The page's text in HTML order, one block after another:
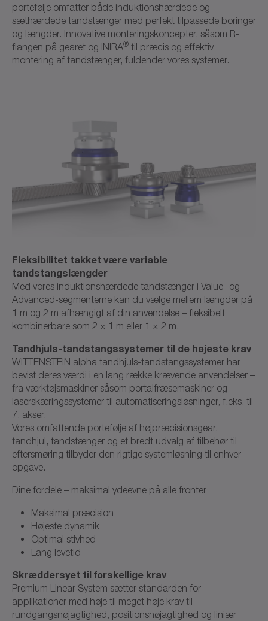
portefølje omfatter både induktionshærdede og
sæthærdede tandstænger med perfekt tilpassede boringer
og længder. Innovative monteringskoncepter, såsom R-
flangen på gearet og INIRA® til præcis og effektiv
montering af tandstænger, fuldender vores systemer.
Fleksibilitet takket være variable
tandstangslængder
Med vores induktionshærdede tandstænger i Value- og
Advanced-segmenterne kan du vælge mellem længder på
1 m og 2 m afhængigt af din anvendelse – fleksibelt
kombinerbare som 2 × 1 m eller 1 × 2 m.
Tandhjuls-tandstangssystemer til de højeste krav
WITTENSTEIN alpha tandhjuls-tandstangssystemer har
bevist deres værdi i en lang række krævende anvendelser –
fra værktøjsmaskiner såsom portalfræsemaskiner og
laserskæringssystemer til automatiseringsløsninger, f.eks. til
7. akser.
Vores omfattende portefølje af højpræcisionsgear,
tandhjul, tandstænger og et bredt udvalg af tilbehør til
eftersmøring tilbyder den rigtige systemløsning til enhver
opgave.
Dine fordele – maksimal ydeevne på alle fronter
Maksimal præcision
Højeste dynamik
Optimal stivhed
Lang levetid
Skræddersyet til forskellige krav
Premium Linear System sætter standarden for
applikationer med høje til meget høje krav til
rundgangsnøjagtighed, positionsnøjagtighed og liniær